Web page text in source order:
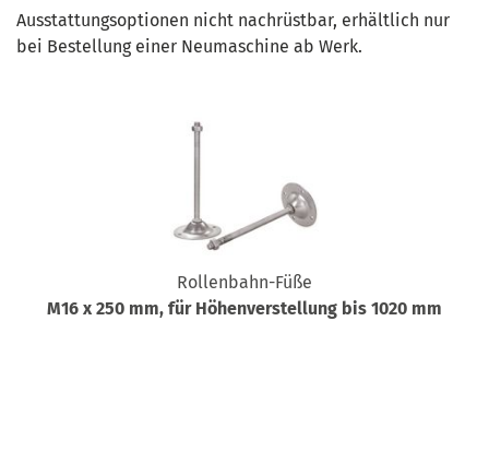
Ausstattungsoptionen nicht nachrüstbar, erhältlich nur
bei Bestellung einer Neumaschine ab Werk.
Rollenbahn-Füße
M16 x 250 mm, für Höhenverstellung bis 1020 mm